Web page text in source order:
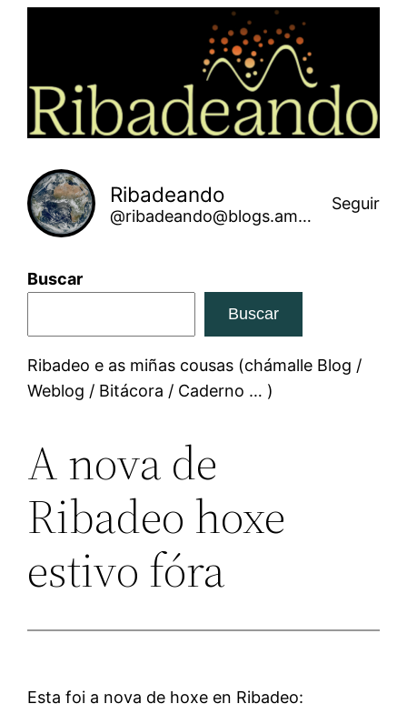
Ribadeando
@ribadeando@blogs.amarinha.gal
Seguir
Buscar
Buscar
Ribadeo e as miñas cousas (chámalle Blog /
Weblog / Bitácora / Caderno … )
A nova de
Ribadeo hoxe
estivo fóra
Esta foi a nova de hoxe en Ribadeo: